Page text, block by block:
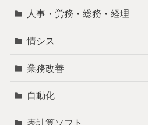
人事・労務・総務・経理
情シス
業務改善
自動化
表計算ソフト